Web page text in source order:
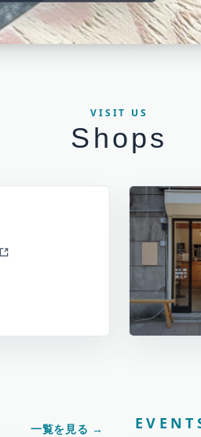
VISIT US
Shops
一覧を見る →